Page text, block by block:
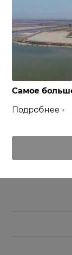
Самое
Подробнее